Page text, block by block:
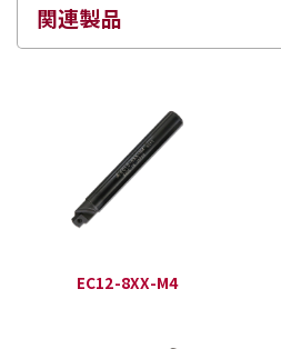
関連製品
EC12-8XX-M4